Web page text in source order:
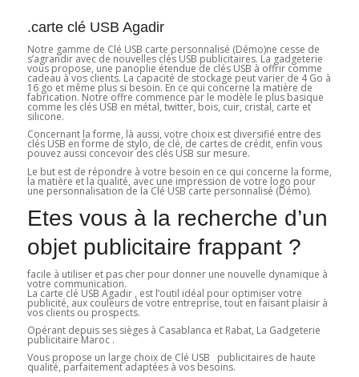
.carte clé USB Agadir
Notre gamme de Clé USB carte personnalisé (Démo)ne cesse de
s’agrandir avec de nouvelles clés USB publicitaires. La gadgeterie
vous propose, une panoplie étendue de clés USB à offrir comme
cadeau à vos clients. La capacité de stockage peut varier de 4 Go à
16 go et même plus si besoin. En ce qui concerne la matière de
fabrication. Notre offre commence par le modèle le plus basique
comme les clés USB en métal, twitter, bois, cuir, cristal, carte et
silicone.
Concernant la forme, là aussi, votre choix est diversifié entre des
clés USB en forme de stylo, de clé, de cartes de crédit, enfin vous
pouvez aussi concevoir des clés USB sur mesure.
Le but est de répondre à votre besoin en ce qui concerne la forme,
la matière et la qualité, avec une impression de votre logo pour
une personnalisation de la Clé USB carte personnalisé (Démo).
Etes vous à la recherche d’un
objet publicitaire frappant ?
facile à utiliser et pas cher pour donner une nouvelle dynamique à
votre communication.
La carte clé USB Agadir , est l’outil idéal pour optimiser votre
publicité, aux couleurs de votre entreprise, tout en faisant plaisir à
vos clients ou prospects.
Opérant depuis ses sièges à Casablanca et Rabat, La Gadgeterie
publicitaire Maroc .
Vous propose un large choix de Clé USB publicitaires de haute
qualité, parfaitement adaptées à vos besoins.